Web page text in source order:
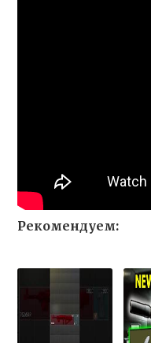
Рекомендуем: